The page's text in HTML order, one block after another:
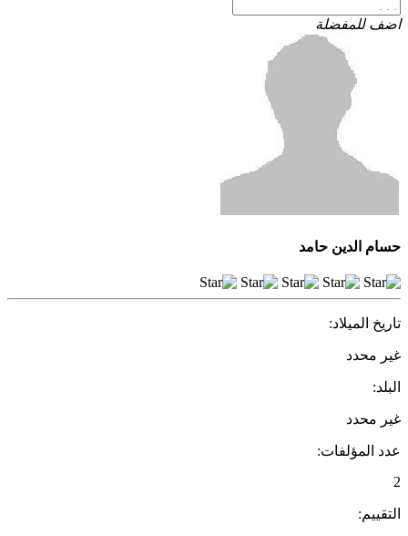
اضف للمفضلة
حسام الدين حامد
تاريخ الميلاد:
غير محدد
البلد:
غير محدد
عدد المؤلفات:
2
التقييم: